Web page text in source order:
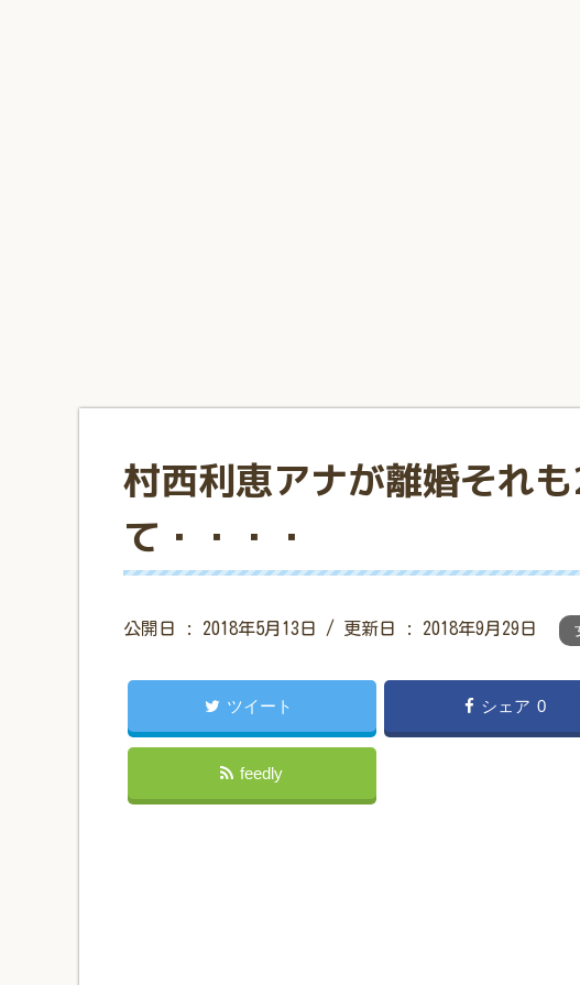
村西利恵アナが離婚それ
て・・・・
公開日 : 2018年5月13日 / 更新日 : 2018年9月29日
ツイート シェア 0
feedly